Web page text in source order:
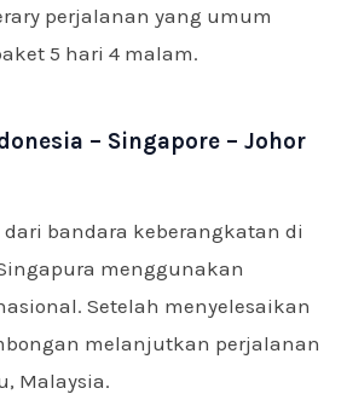
perjalanan yang umum
5 hari 4 malam.
– Singapore – Johor
bandara keberangkatan di
menggunakan
Setelah menyelesaikan
melanjutkan perjalanan
Malaysia.